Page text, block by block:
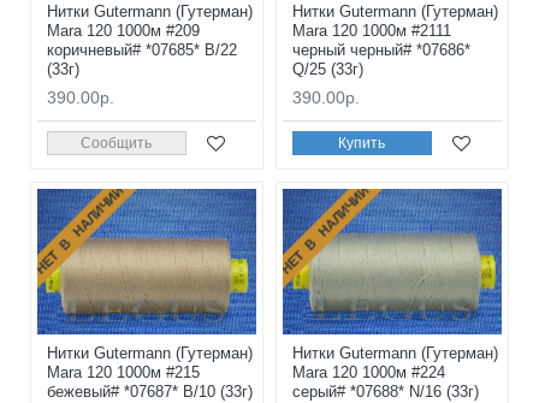
Нитки Gutermann (Гутерман)
Mara 120 1000м #209
коричневый# *07685* B/22
(33г)
390.00р.
Сообщить
Нитки Gutermann (Гутерман)
Mara 120 1000м #2111
черный черный# *07686*
Q/25 (33г)
390.00р.
Купить
НЕТ В НАЛИЧИИ
Нитки Gutermann (Гутерман)
Mara 120 1000м #215
бежевый# *07687* B/10 (33г)
НЕТ В НАЛИЧИИ
Нитки Gutermann (Гутерман)
Mara 120 1000м #224
серый# *07688* N/16 (33г)